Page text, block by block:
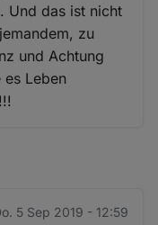
Und das ist nicht
zu
und Achtung
Leben
5 Sep 2019 - 12:59